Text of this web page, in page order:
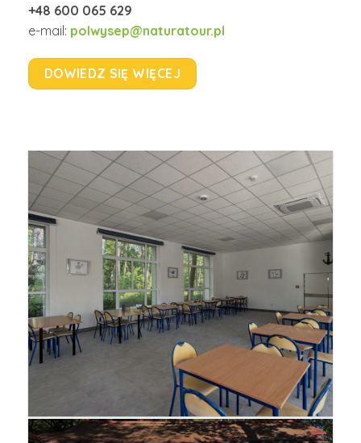
+48 600 065 629
e-mail: polwysep@naturatour.pl
DOWIEDZ SIĘ WIĘCEJ